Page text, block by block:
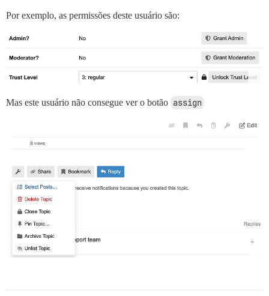
Por exemplo, as permissões deste usuário são:
Mas este usuário não consegue ver o botão assign